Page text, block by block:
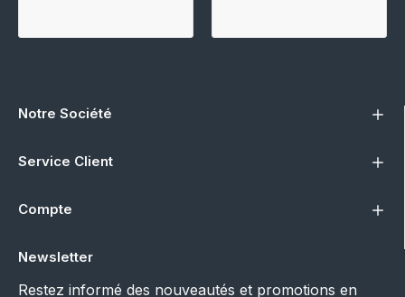
Notre Société
Service Client
Compte
Newsletter
Restez informé des nouveautés et promotions en